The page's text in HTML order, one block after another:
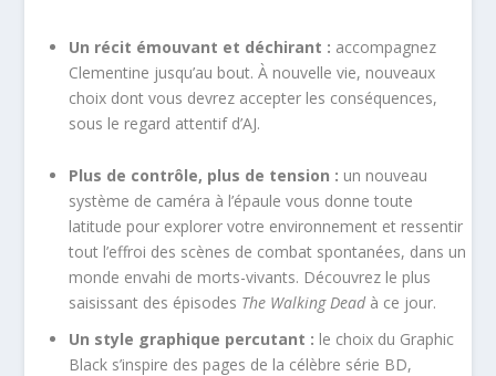
Un récit émouvant et déchirant : accompagnez
Clementine jusqu’au bout. À nouvelle vie, nouveaux
choix dont vous devrez accepter les conséquences,
sous le regard attentif d’AJ.
Plus de contrôle, plus de tension : un nouveau
système de caméra à l’épaule vous donne toute
latitude pour explorer votre environnement et ressentir
tout l’effroi des scènes de combat spontanées, dans un
monde envahi de morts-vivants. Découvrez le plus
saisissant des épisodes The Walking Deadà ce jour.
Un style graphique percutant : le choix du Graphic
Black s’inspire des pages de la célèbre série BD,